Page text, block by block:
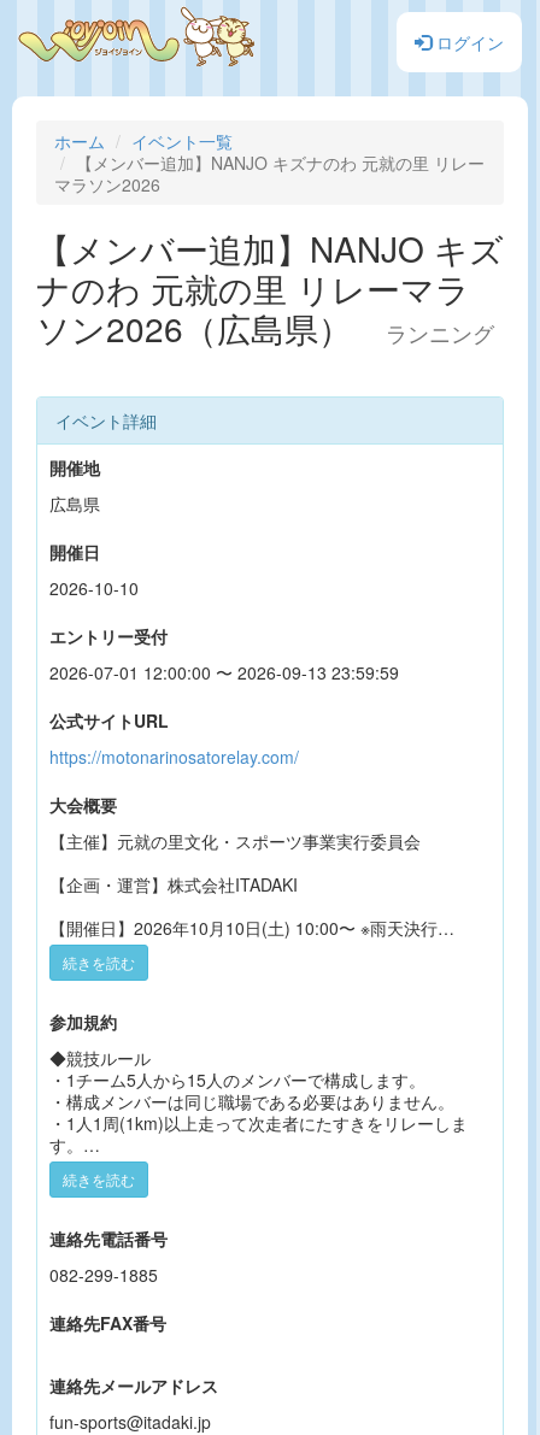
ログイン
ホーム
イベント一覧
【メンバー追加】NANJO キズナのわ 元就の里 リレー
マラソン2026
【メンバー追加】NANJO キズ
ナのわ 元就の里 リレーマラ
ソン2026（広島県）
ランニング
イベント詳細
開催地
広島県
開催日
2026-10-10
エントリー受付
2026-07-01 12:00:00 〜 2026-09-13 23:59:59
公式サイトURL
https://motonarinosatorelay.com/
大会概要
【主催】元就の里文化・スポーツ事業実行委員会
【企画・運営】株式会社ITADAKI
【開催日】2026年10月10日(土) 10:00〜 ※雨天決行
【開催場所】安芸高田市吉田運動公園
【コース】特設周回コース 1周約1㎞
【種目】3時間耐久リレーマラソン(小学生以上、上限な
し)
【参加料】大人1人3000円 中・高生1人1500円 小学生
以下:500円
※種目選択後に参加費の合計から中・高生以下、小学生以
下の人数に応じて減額いたします。
【表彰】総合1〜3位、仮装賞、年代別表彰、特別賞等
【参加賞】記念グッズ
【参加申し込み】ジョイジョインによるオンライン受付
続きを読む
参加規約
◆競技ルール
・1チーム5人から15人のメンバーで構成します。
・構成メンバーは同じ職場である必要はありません。
・1人1周(1km)以上走って次走者にたすきをリレーしま
す。
・1人で何周でも何度でも走って頂いて構いません。
・たすきのリレーについては、リレーゾーン内でお願いし
・チームの周回数はたすき内に取り付けた計測用チップに
て計測します。
・仮装による出走は可能ですが、他の出場者の邪魔になる
り出走ができない場合があります。
・「誓約書兼メンバーリスト」に記載されていない選手の
・お酒を飲まれた後の選手の出走は禁止となります。判明
続きを読む
連絡先電話番号
082-299-1885
連絡先FAX番号
連絡先メールアドレス
fun-sports@itadaki.jp